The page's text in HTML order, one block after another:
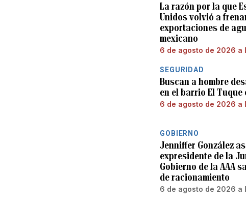
La razón por la que
Unidos volvió a
exportaciones de
mexicano
6 de agosto de 2026 a
SEGURIDAD
Buscan a hombre
en el barrio El Tuque
6 de agosto de 2026 a
GOBIERNO
Jenniffer González
expresidente de la
Gobierno de la AAA
de racionamiento
6 de agosto de 2026 a